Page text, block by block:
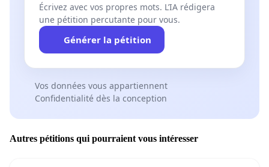
Écrivez avec vos propres mots. L’IA rédigera
une pétition percutante pour vous.
Générer la pétition
Vos données vous appartiennent
Confidentialité dès la conception
Autres pétitions qui pourraient vous intéresser